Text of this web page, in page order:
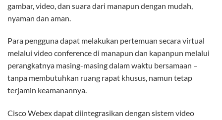
gambar, video, dan suara dari manapun dengan mudah,
nyaman dan aman.
Para pengguna dapat melakukan pertemuan secara virtual
melalui video conference di manapun dan kapanpun melalui
perangkatnya masing-masing dalam waktu bersamaan –
tanpa membutuhkan ruang rapat khusus, namun tetap
terjamin keamanannya.
Cisco Webex dapat diintegrasikan dengan sistem video